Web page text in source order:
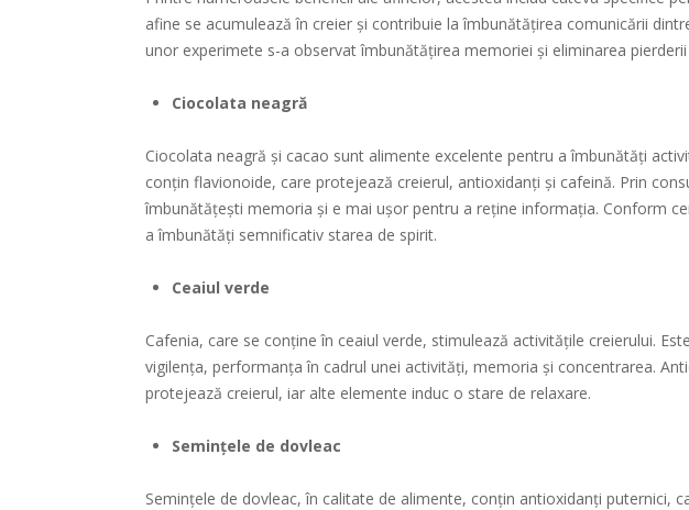
afine se acumulează în creier și contribuie la îmbunătățirea comunicării
unor experimete s-a observat îmbunătățirea memoriei și eliminarea
Ciocolata neagră
Ciocolata neagră și cacao sunt alimente excelente pentru a îmbunătăți
conțin flavionoide, care protejează creierul, antioxidanți și cafeină. Prin
îmbunătățești memoria și e mai ușor pentru a reține informația. Conform
a îmbunătăți semnificativ starea de spirit.
Ceaiul verde
Cafenia, care se conține în ceaiul verde, stimulează activitățile creierului.
vigilența, performanța în cadrul unei activități, memoria și concentrarea.
protejează creierul, iar alte elemente induc o stare de relaxare.
Semințele de dovleac
Semințele de dovleac, în calitate de alimente, conțin antioxidanți puternici,